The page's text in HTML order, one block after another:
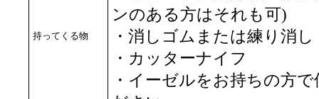
持ってくる物
ンのある方はそれも可)
・消しゴムまたは練り消し
・カッターナイフ
・イーゼルをお持ちの方